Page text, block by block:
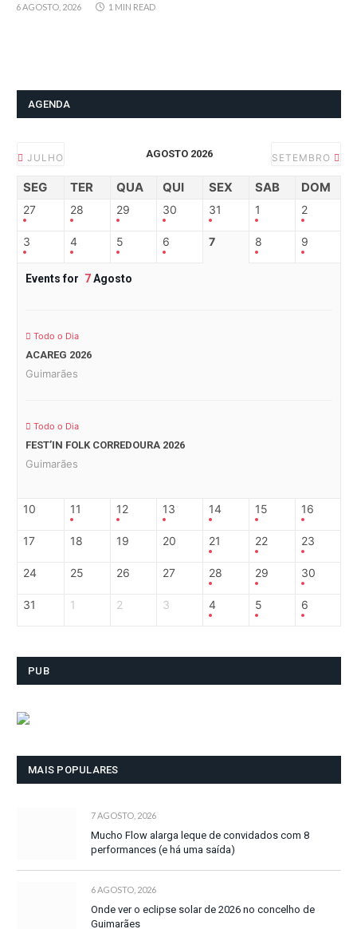
6 AGOSTO, 2026 1 MIN READ
AGENDA
JULHO AGOSTO 2026 SETEMBRO
SEG TER QUA QUI SEX SAB DOM
27 28 29 30 31 1 2
3 4 5 6 7 8 9
Events for 7Agosto
Todo o Dia
ACAREG 2026
Guimarães
Todo o Dia
FEST’IN FOLK CORREDOURA 2026
Guimarães
10 11 12 13 14 15 16
17 18 19 20 21 22 23
24 25 26 27 28 29 30
31 1 2 3 4 5 6
PUB
MAIS POPULARES
7 AGOSTO, 2026
Mucho Flow alarga leque de convidados com 8
performances (e há uma saída)
6 AGOSTO, 2026
Onde ver o eclipse solar de 2026 no concelho de
Guimarães